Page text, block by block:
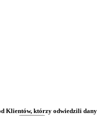
Klientów, którzy odwiedzili dany